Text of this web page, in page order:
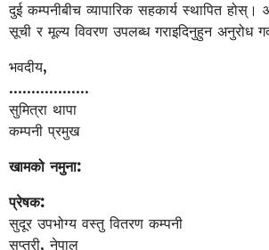
दुई कम्पनीबीच व्यापारिक सहकार्य स्थापित
सूची र मूल्य विवरण उपलब्ध गराइदिनुहुन अनुरोध
भवदीय,
………………
सुमित्रा थापा
कम्पनी प्रमुख
खामको नमुना:
प्रेषक:
सुदूर उपभोग्य वस्तु वितरण कम्पनी
सप्तरी, नेपाल